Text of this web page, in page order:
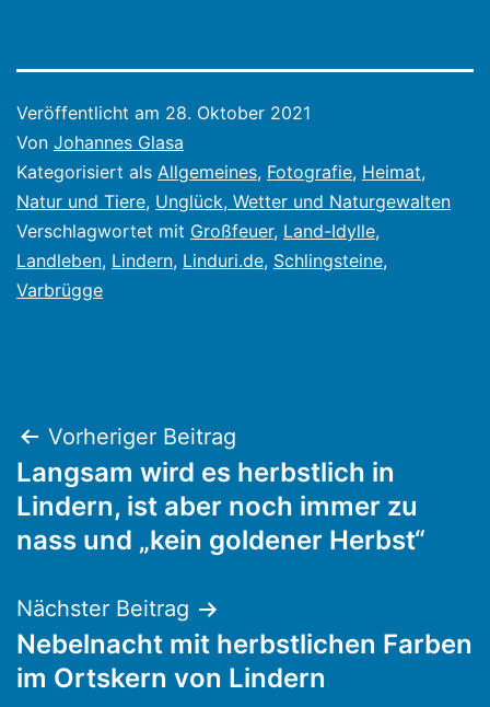
Veröffentlicht am 28. Oktober 2021
Von Johannes Glasa
Kategorisiert als Allgemeines, Fotografie, Heimat,
Natur und Tiere, Unglück, Wetter und Naturgewalten
Verschlagwortet mit Großfeuer, Land-Idylle,
Landleben, Lindern, Linduri.de, Schlingsteine,
Varbrügge
Beitragsnavigation
Vorheriger Beitrag
Langsam wird es herbstlich in
Lindern, ist aber noch immer zu
nass und „kein goldener Herbst“
Nächster Beitrag
Nebelnacht mit herbstlichen Farben
im Ortskern von Lindern